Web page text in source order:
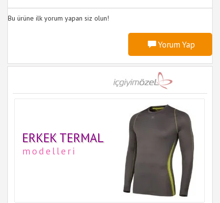
Bu ürüne ilk yorum yapan siz olun!
Yorum Yap
ERKEK TERMAL
modelleri